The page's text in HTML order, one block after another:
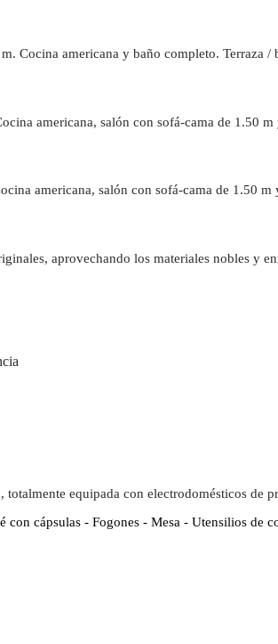
Cocina americana y baño completo. Terraza /
americana, salón con sofá-cama de 1.50
americana, salón con sofá-cama de 1.50 m
aprovechando los materiales nobles y
equipada con electrodomésticos de
cápsulas - Fogones - Mesa - Utensilios de